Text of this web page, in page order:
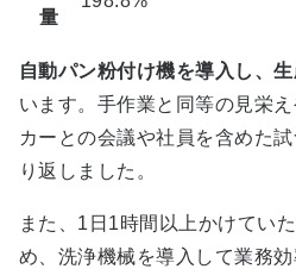
量
自動パン粉付け機を導入し、
います。手作業と同等の見栄
カーとの会議や社員を含めた
り返しました。
また、1日1時間以上かけてい
め、洗浄機械を導入して業務